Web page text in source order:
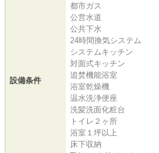
設備条件
都市ガス
公営水道
公共下水
24時間換気システム
システムキッチン
対面式キッチン
追焚機能浴室
浴室乾燥機
温水洗浄便座
洗髪洗面化粧台
トイレ２ヶ所
浴室１坪以上
床下収納